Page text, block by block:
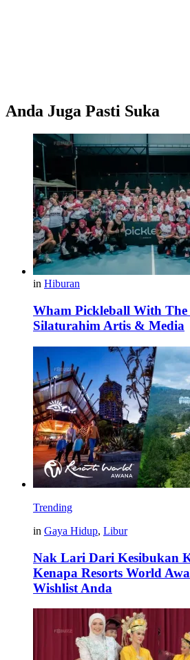
Anda Juga Pasti Suka
in Hiburan
Wham Pickleball With
Silaturahim Artis & Media
Trending
in Gaya Hidup, Libur
Nak Lari Dari Kesibukan
Kenapa Resorts World
Wishlist Anda